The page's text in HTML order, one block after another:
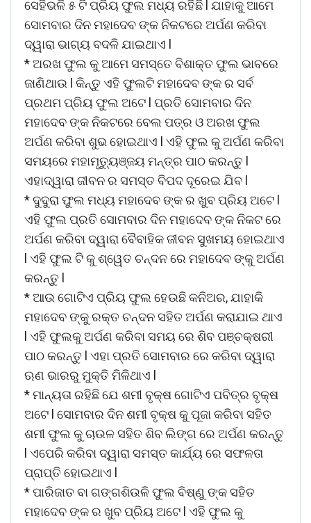
ସେହିଭଳି ୫ ଟି ପ୍ରିୟ ଫୁଲ ମଧ୍ୟ ରହିଛି l ଯାହାକୁ ଆମେ
ସୋମବାର ଦିନ ମହାଦେବ ଙ୍କ ନିକଟରେ ଅର୍ପଣ କରିବା
ଦ୍ୱାରା ଭାଗ୍ୟ ବଦଳି ଯାଇଥାଏ l
* ଅରଖ ଫୁଲ କୁ ଆମେ ସମସ୍ତେ ବିଶାକ୍ତ ଫୁଲ ଭାବରେ
ଜାଣିଥାଉ l କିନ୍ତୁ ଏହି ଫୁଲଟି ମହାଦେବ ଙ୍କ ର ସର୍ବ
ପ୍ରଥମ ପ୍ରିୟ ଫୁଲ ଅଟେ l ପ୍ରତି ସୋମବାର ଦିନ
ମହାଦେବ ଙ୍କ ନିକଟରେ ବେଲ ପତ୍ର ଓ ଅରଖ ଫୁଲ
ଅର୍ପଣ କରିବା ଶୁଭ ହୋଇଥାଏ l ଏହି ଫୁଲ କୁ ଅର୍ପଣ କରିବା
ସମୟରେ ମହାମୃତ୍ୟୁଞ୍ଜୟ ମନ୍ତ୍ର ପାଠ କରନ୍ତୁ l
ଏହାଦ୍ୱାରା ଜୀବନ ର ସମସ୍ତ ବିପଦ ଦୂରେଇ ଯିବ l
* ଦୁଦୁରା ଫୁଲ ମଧ୍ୟ ମହାଦେବ ଙ୍କ ର ଖୁବ ପ୍ରିୟ ଅଟେ l
ଏହି ଫୁଲ ପ୍ରତି ସୋମବାର ଦିନ ମହାଦେବ ଙ୍କ ନିକଟ ରେ
ଅର୍ପଣ କରିବା ଦ୍ୱାରା ବୈବାହିକ ଜୀବନ ସୁଖମୟ ହୋଇଥାଏ
l ଏହି ଫୁଲ ଟି କୁ ଶ୍ୱେତ ଚନ୍ଦନ ରେ ମହାଦେବ ଙ୍କୁ ଅର୍ପଣ
କରନ୍ତୁ l
* ଆଉ ଗୋଟିଏ ପ୍ରିୟ ଫୁଲ ହେଉଛି କନିଅର, ଯାହାକି
ମହାଦେବ ଙ୍କୁ ରକ୍ତ ଚନ୍ଦନ ସହିତ ଅର୍ପଣ କରାଯାଇ ଥାଏ
l ଏହି ଫୁଲକୁ ଅର୍ପଣ କରିବା ସମୟ ରେ ଶିବ ପଞ୍ଚକ୍ଷରୀ
ପାଠ କରନ୍ତୁ l ଏହା ପ୍ରତି ସୋମବାର ରେ କରିବା ଦ୍ୱାରା
ଋଣ ଭାରରୁ ମୁକ୍ତି ମିଳିଥାଏ l
* ମାନ୍ୟତା ରହିଛି ଯେ ଶମୀ ବୃକ୍ଷ ଗୋଟିଏ ପବିତ୍ର ବୃକ୍ଷ
ଅଟେ l ସୋମବାର ଦିନ ଶମୀ ବୃକ୍ଷ କୁ ପୂଜା କରିବା ସହିତ
ଶମୀ ଫୁଲ କୁ ଚାଉଳ ସହିତ ଶିବ ଲିଙ୍ଗ ରେ ଅର୍ପଣ କରନ୍ତୁ
l ଏପେରି କରିବା ଦ୍ୱାରା ସମସ୍ତ କାର୍ଯ୍ୟ ରେ ସଫଳତା
ପ୍ରାପ୍ତି ହୋଇଥାଏ l
* ପାରିଜାତ ବା ଗଙ୍ଗଶିଉଳି ଫୁଲ ବିଷ୍ଣୁ ଙ୍କ ସହିତ
ମହାଦେବ ଙ୍କ ର ଖୁବ ପ୍ରିୟ ଅଟେ l ଏହି ଫୁଲ କୁ